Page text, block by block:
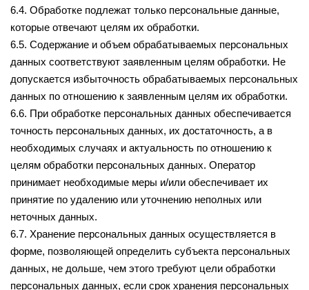
6.4. Обработке подлежат только персональные данные,
которые отвечают целям их обработки.
6.5. Содержание и объем обрабатываемых персональных
данных соответствуют заявленным целям обработки. Не
допускается избыточность обрабатываемых персональных
данных по отношению к заявленным целям их обработки.
6.6. При обработке персональных данных обеспечивается
точность персональных данных, их достаточность, а в
необходимых случаях и актуальность по отношению к
целям обработки персональных данных. Оператор
принимает необходимые меры и/или обеспечивает их
принятие по удалению или уточнению неполных или
неточных данных.
6.7. Хранение персональных данных осуществляется в
форме, позволяющей определить субъекта персональных
данных, не дольше, чем этого требуют цели обработки
персональных данных, если срок хранения персональных